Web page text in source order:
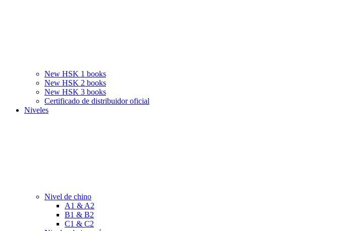
New HSK 1 books
New HSK 2 books
New HSK 3 books
Certificado de distribuidor oficial
Niveles
Nivel de chino
A1 & A2
B1 & B2
C1 & C2